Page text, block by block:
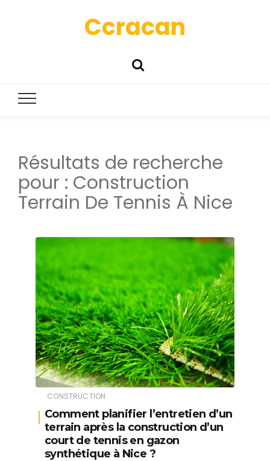
Ccracan
Résultats de recherche
pour : Construction
Terrain De Tennis À Nice
CONSTRUCTION
Comment planifier l’entretien d’un
terrain après la construction d’un
court de tennis en gazon
synthétique à Nice ?